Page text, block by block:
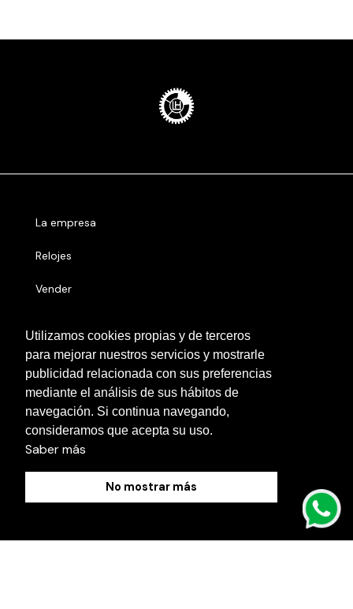
Utilizamos cookies propias y de terceros
para mejorar nuestros servicios y mostrarle
publicidad relacionada con sus preferencias
mediante el análisis de sus hábitos de
navegación. Si continua navegando,
consideramos que acepta su uso.
Saber más
No mostrar más
La empresa
Relojes
Vender
Otras localidades
Contacto
Blog